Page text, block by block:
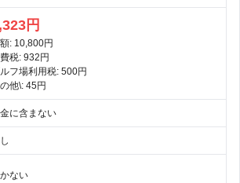
円
: 10,800円
税: 932円
フ場利用税: 500円
他\: 45円
に含まない
ない